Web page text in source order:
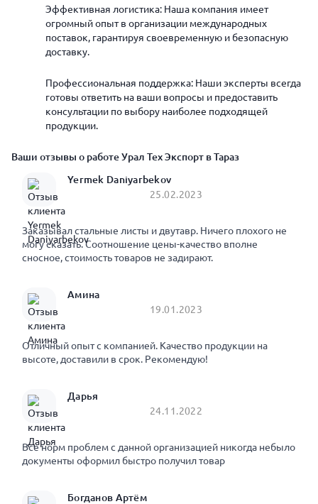
Эффективная логистика: Наша компания имеет
огромный опыт в организации международных
поставок, гарантируя своевременную и безопасную
доставку.
Профессиональная поддержка: Наши эксперты всегда
готовы ответить на ваши вопросы и предоставить
консультации по выбору наиболее подходящей
продукции.
Ваши отзывы о работе Урал Тех Экспорт в Тараз
Yermek Daniyarbekov
25.02.2023
Заказывал стальные листы и двутавр. Ничего плохого не
могу сказать. Соотношение цены-качество вполне
сносное, стоимость товаров не задирают.
Амина
19.01.2023
Отличный опыт с компанией. Качество продукции на
высоте, доставили в срок. Рекомендую!
Дарья
24.11.2022
Все норм проблем с данной организацией никогда небыло
документы оформил быстро получил товар
Богданов Артём